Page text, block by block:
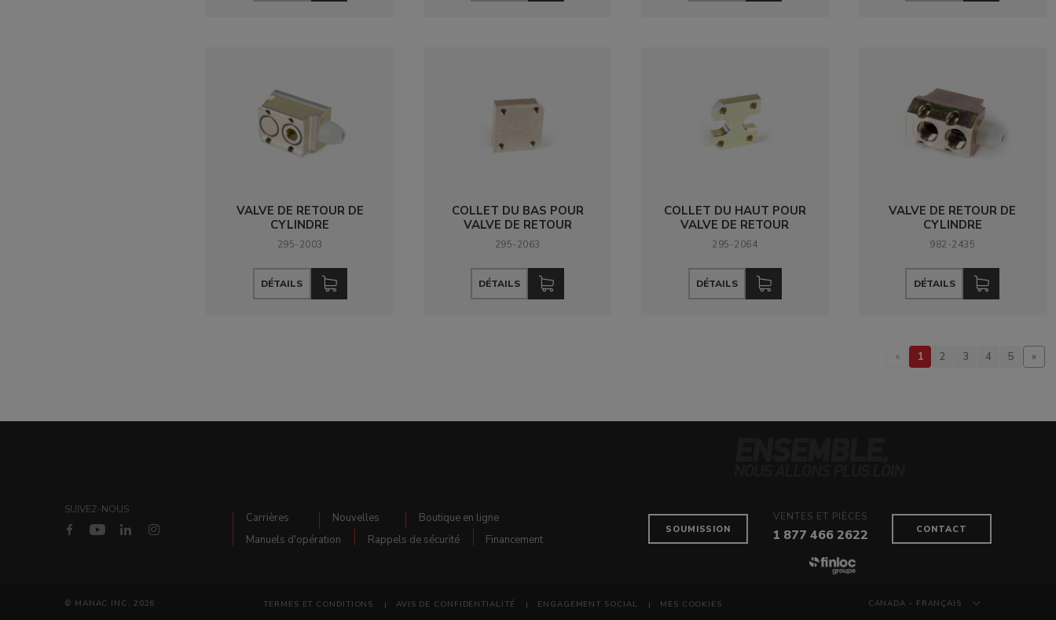
VALVE DE RETOUR DE
CYLINDRE
295-2003
DÉTAILS
COLLET DU BAS POUR
VALVE DE RETOUR
295-2063
DÉTAILS
COLLET DU HAUT POUR
VALVE DE RETOUR
295-2064
DÉTAILS
VALVE DE RETOUR DE
CYLINDRE
982-2435
DÉTAILS
« 1 2 3 4 5 »
SUIVEZ-NOUS
Carrières Nouvelles
Boutique en ligne
Manuels d'opération
Rappels de sécurité Financement
SOUMISSION
VENTES ET PIÈCES
1 877 466 2622 CONTACT
© MANAC INC. 2026 TERMES ET CONDITIONS AVIS DE CONFIDENTIALITÉ ENGAGEMENT SOCIAL MES COOKIES CANADA - FRANÇAIS